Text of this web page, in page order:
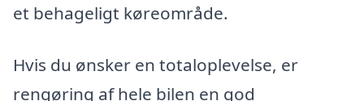
et behageligt køreområde.
Hvis du ønsker en totaloplevelse, er
rengøring af hele bilen en god